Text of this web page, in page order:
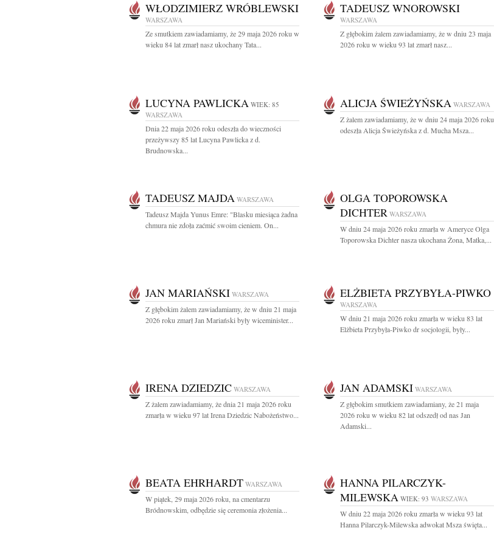
WŁODZIMIERZ WRÓBLEWSKI
WARSZAWA
Ze smutkiem zawiadamiamy, że 29 maja 2026 roku w
wieku 84 lat zmarł nasz ukochany Tata...
TADEUSZ WNOROWSKI
WARSZAWA
Z głębokim żalem zawiadamiamy, że w dniu 23 maja
2026 roku w wieku 93 lat zmarł nasz...
LUCYNA PAWLICKA WIEK: 85
WARSZAWA
Dnia 22 maja 2026 roku odeszła do wieczności
przeżywszy 85 lat Lucyna Pawlicka z d.
Brudnowska...
ALICJA ŚWIEŻYŃSKA WARSZAWA
Z żalem zawiadamiamy, że w dniu 24 maja 2026 roku
odeszła Alicja Świeżyńska z d. Mucha Msza...
TADEUSZ MAJDA WARSZAWA
Tadeusz Majda Yunus Emre: "Blasku miesiąca żadna
chmura nie zdoła zaćmić swoim cieniem. On...
OLGA TOPOROWSKA
DICHTER WARSZAWA
W dniu 24 maja 2026 roku zmarła w Ameryce Olga
Toporowska Dichter nasza ukochana Żona, Matka,...
JAN MARIAŃSKI WARSZAWA
Z głębokim żalem zawiadamiamy, że w dniu 21 maja
2026 roku zmarł Jan Mariański były wiceminister...
ELŻBIETA PRZYBYŁA-PIWKO
WARSZAWA
W dniu 21 maja 2026 roku zmarła w wieku 83 lat
Elżbieta Przybyła-Piwko dr socjologii, były...
IRENA DZIEDZIC WARSZAWA
Z żalem zawiadamiamy, że dnia 21 maja 2026 roku
zmarła w wieku 97 lat Irena Dziedzic Nabożeństwo...
JAN ADAMSKI WARSZAWA
Z głębokim smutkiem zawiadamiany, że 21 maja
2026 roku w wieku 82 lat odszedł od nas Jan
Adamski...
BEATA EHRHARDT WARSZAWA
W piątek, 29 maja 2026 roku, na cmentarzu
Bródnowskim, odbędzie się ceremonia złożenia...
HANNA PILARCZYK-
MILEWSKA WIEK: 93 WARSZAWA
W dniu 22 maja 2026 roku zmarła w wieku 93 lat
Hanna Pilarczyk-Milewska adwokat Msza święta...